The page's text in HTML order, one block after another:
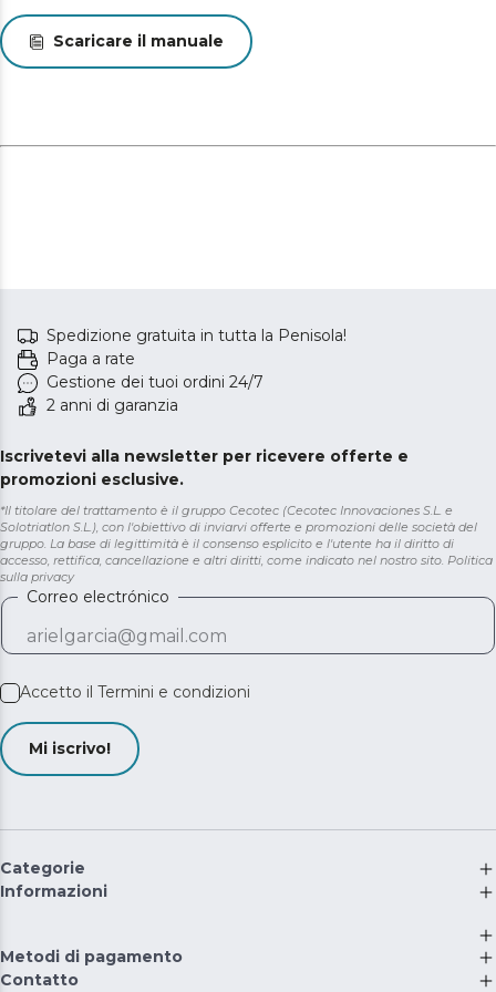
Braccio libero e spazio di conservazione: il design a
braccio libero consente di cucire facilmente maniche,
polsini e orli dei pantaloni, mentre lo spazio di
Portatile e compatta: progettata per essere facilmente
indietro per rinforzare i punti e garantire la durata dei
tuoi lavori di cucito.
Scaricare il manuale
Spedizione gratuita in tutta la Penisola!
Paga a rate
Gestione dei tuoi ordini 24/7
2 anni di garanzia
Iscrivetevi alla newsletter per ricevere offerte e
promozioni esclusive.
*Il titolare del trattamento è il gruppo Cecotec (Cecotec Innovaciones S.L. e
Solotriatlon S.L.), con l'obiettivo di inviarvi offerte e promozioni delle società del
gruppo. La base di legittimità è il consenso esplicito e l'utente ha il diritto di
accesso, rettifica, cancellazione e altri diritti, come indicato nel nostro sito. Politica
sulla privacy
Correo electrónico
Accetto il Termini e condizioni
Mi iscrivo!
Categorie
Informazioni
Metodi di pagamento
Contatto